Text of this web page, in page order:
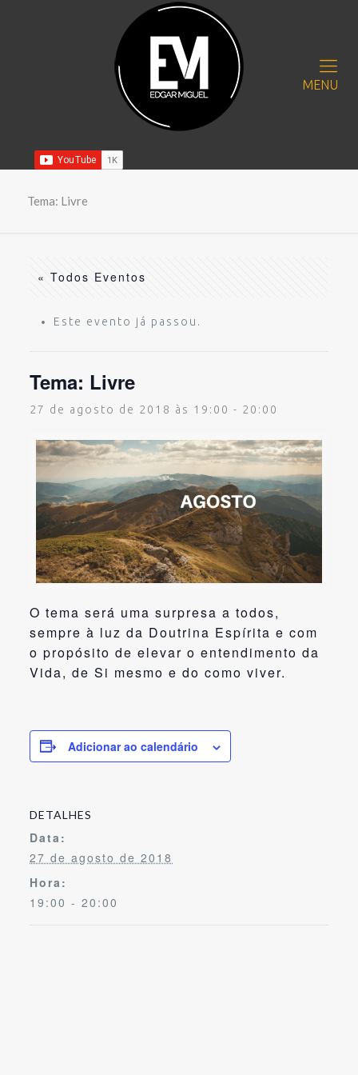
MENU
Tema: Livre
« Todos Eventos
Este evento já passou.
Tema: Livre
27 de agosto de 2018 às 19:00 - 20:00
O tema será uma surpresa a todos,
sempre à luz da Doutrina Espírita e com
o propósito de elevar o entendimento da
Vida, de Si mesmo e do como viver.
Adicionar ao calendário
DETALHES
Data:
27 de agosto de 2018
Hora:
19:00 - 20:00